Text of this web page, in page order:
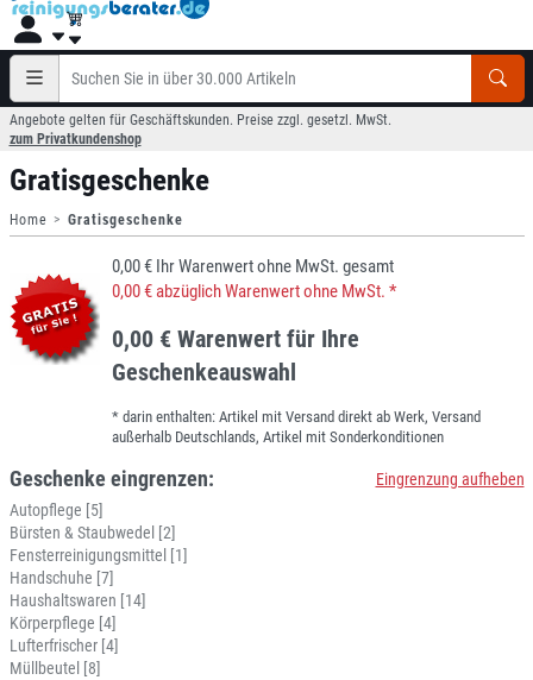
Angebote gelten für Geschäftskunden. Preise zzgl. gesetzl. MwSt.
zum Privatkundenshop
Gratisgeschenke
Home Gratisgeschenke
0,00 € Ihr Warenwert ohne MwSt. gesamt
0,00 € abzüglich Warenwert ohne MwSt. *
0,00 € Warenwert für Ihre
Geschenkeauswahl
* darin enthalten: Artikel mit Versand direkt ab Werk, Versand
außerhalb Deutschlands, Artikel mit Sonderkonditionen
Geschenke eingrenzen:
Eingrenzung aufheben
Autopflege [5]
Bürsten & Staubwedel [2]
Fensterreinigungsmittel [1]
Handschuhe [7]
Haushaltswaren [14]
Körperpflege [4]
Lufterfrischer [4]
Müllbeutel [8]